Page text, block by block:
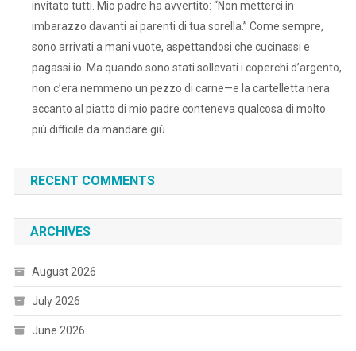
invitato tutti. Mio padre ha avvertito: “Non metterci in
imbarazzo davanti ai parenti di tua sorella.” Come sempre,
sono arrivati a mani vuote, aspettandosi che cucinassi e
pagassi io. Ma quando sono stati sollevati i coperchi d’argento,
non c’era nemmeno un pezzo di carne—e la cartelletta nera
accanto al piatto di mio padre conteneva qualcosa di molto
più difficile da mandare giù.
RECENT COMMENTS
ARCHIVES
August 2026
July 2026
June 2026